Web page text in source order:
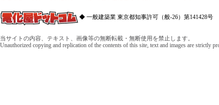
◆ 一般建築業 東京都知事許可（般-26）第141428
当サイトの内容、テキスト、画像等の無断転載・無断使用を禁止します。
Unauthorized copying and replication of the contents of this site, text and images are strictly